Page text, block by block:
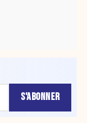
S'ABONNER